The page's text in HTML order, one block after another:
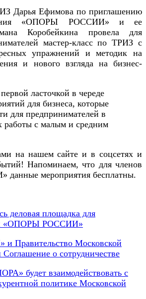
Дарья Ефимова по приглашению
«ОПОРЫ РОССИИ» и ее
Коробейкина провела для
мастер-класс по ТРИЗ с
упражнений и методик на
и нового взгляда на бизнес-
ласточкой в череде
для бизнеса, которые
для предпринимателей в
с малым и средним
на нашем сайте и в соцсетях и
Напоминаем, что для членов
мероприятия бесплатны.
деловая площадка для
«ОПОРЫ РОССИИ»
Правительство Московской
Соглашение о сотрудничестве
будет взаимодействовать с
политике Московской